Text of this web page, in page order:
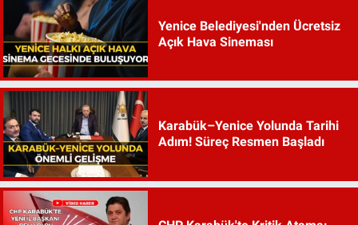
Yenice Belediyesi'nden Ücretsiz
Açık Hava Sineması
Karabük–Yenice Yolunda Tarihi
Adım! Süreç Resmen Başladı